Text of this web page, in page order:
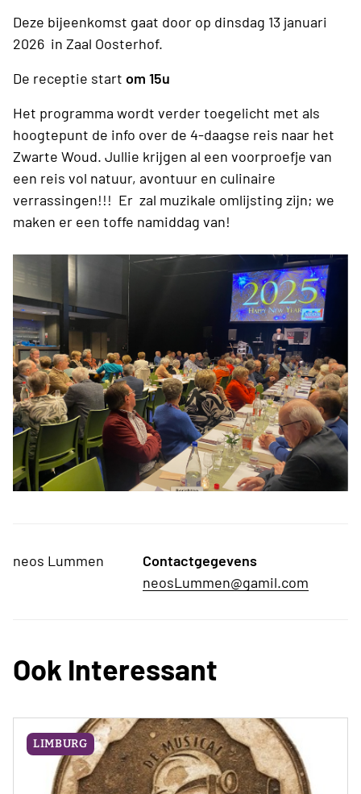
Deze bijeenkomst gaat door op dinsdag 13 januari
2026 in Zaal Oosterhof.
De receptie start om 15u
Het programma wordt verder toegelicht met als
hoogtepunt de info over de 4-daagse reis naar het
Zwarte Woud. Jullie krijgen al een voorproefje van
een reis vol natuur, avontuur en culinaire
verrassingen!!! Er zal muzikale omlijsting zijn; we
maken er een toffe namiddag van!
neos Lummen
Contactgegevens
neosLummen@gamil.com
Ook Interessant
LIMBURG